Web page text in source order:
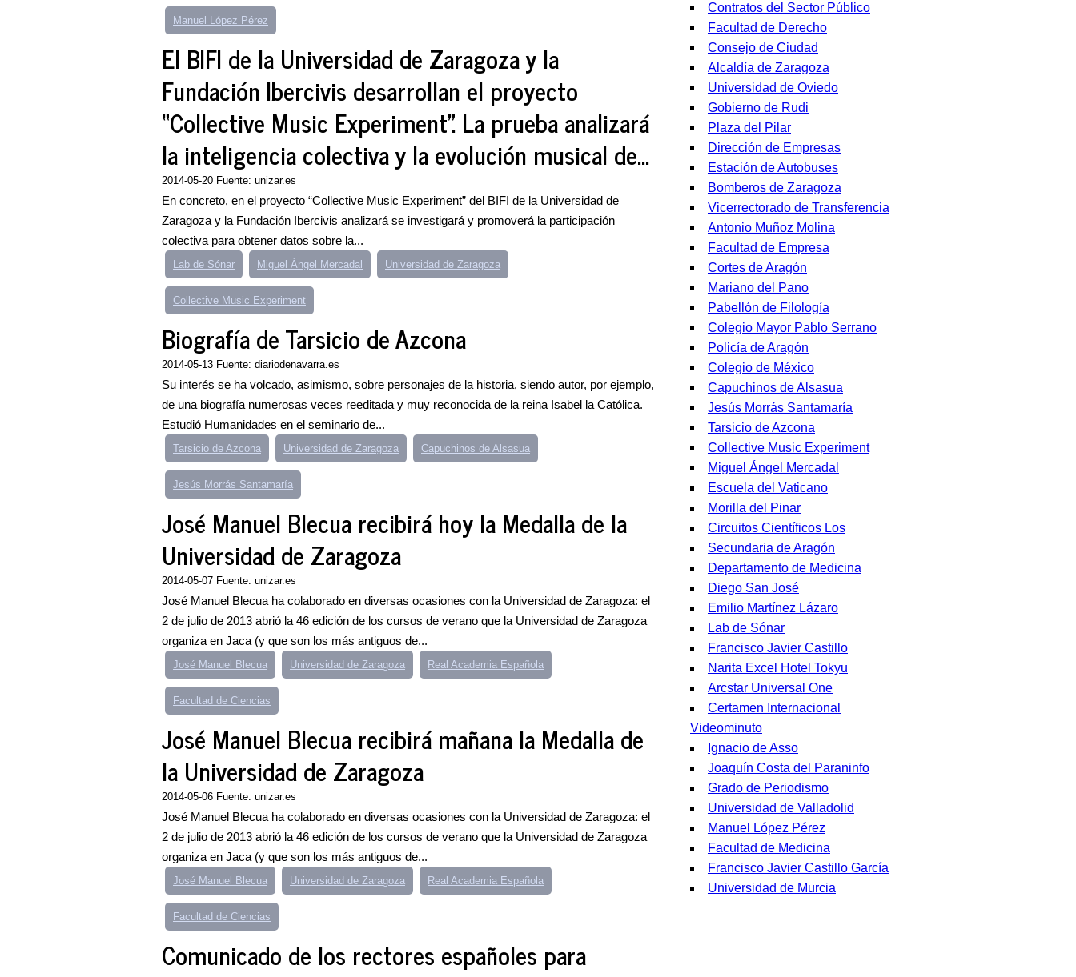
Manuel López Pérez
El BIFI de la Universidad de Zaragoza y la
Fundación Ibercivis desarrollan el proyecto
“Collective Music Experiment”. La prueba analizará
la inteligencia colectiva y la evolución musical de...
2014-05-20 Fuente: unizar.es
En concreto, en el proyecto “Collective Music Experiment” del BIFI de la Universidad de
Zaragoza y la Fundación Ibercivis analizará se investigará y promoverá la participación
colectiva para obtener datos sobre la...
Lab de Sónar Miguel Ángel Mercadal Universidad de Zaragoza
Collective Music Experiment
Biografía de Tarsicio de Azcona
2014-05-13 Fuente: diariodenavarra.es
Su interés se ha volcado, asimismo, sobre personajes de la historia, siendo autor, por ejemplo,
de una biografía numerosas veces reeditada y muy reconocida de la reina Isabel la Católica.
Estudió Humanidades en el seminario de...
Tarsicio de Azcona Universidad de Zaragoza Capuchinos de Alsasua
Jesús Morrás Santamaría
José Manuel Blecua recibirá hoy la Medalla de la
Universidad de Zaragoza
2014-05-07 Fuente: unizar.es
José Manuel Blecua ha colaborado en diversas ocasiones con la Universidad de Zaragoza: el
2 de julio de 2013 abrió la 46 edición de los cursos de verano que la Universidad de Zaragoza
organiza en Jaca (y que son los más antiguos de...
José Manuel Blecua Universidad de Zaragoza Real Academia Española
Facultad de Ciencias
José Manuel Blecua recibirá mañana la Medalla de
la Universidad de Zaragoza
2014-05-06 Fuente: unizar.es
José Manuel Blecua ha colaborado en diversas ocasiones con la Universidad de Zaragoza: el
2 de julio de 2013 abrió la 46 edición de los cursos de verano que la Universidad de Zaragoza
organiza en Jaca (y que son los más antiguos de...
José Manuel Blecua Universidad de Zaragoza Real Academia Española
Facultad de Ciencias
Comunicado de los rectores españoles para
Contratos del Sector Público
Facultad de Derecho
Consejo de Ciudad
Alcaldía de Zaragoza
Universidad de Oviedo
Gobierno de Rudi
Plaza del Pilar
Dirección de Empresas
Estación de Autobuses
Bomberos de Zaragoza
Vicerrectorado de Transferencia
Antonio Muñoz Molina
Facultad de Empresa
Cortes de Aragón
Mariano del Pano
Pabellón de Filología
Colegio Mayor Pablo Serrano
Policía de Aragón
Colegio de México
Capuchinos de Alsasua
Jesús Morrás Santamaría
Tarsicio de Azcona
Collective Music Experiment
Miguel Ángel Mercadal
Escuela del Vaticano
Morilla del Pinar
Circuitos Científicos Los
Secundaria de Aragón
Departamento de Medicina
Diego San José
Emilio Martínez Lázaro
Lab de Sónar
Francisco Javier Castillo
Narita Excel Hotel Tokyu
Arcstar Universal One
Certamen Internacional
Videominuto
Ignacio de Asso
Joaquín Costa del Paraninfo
Grado de Periodismo
Universidad de Valladolid
Manuel López Pérez
Facultad de Medicina
Francisco Javier Castillo García
Universidad de Murcia